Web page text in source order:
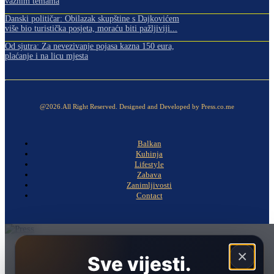
Danski političar: Obilazak skupštine s Dajkovićem
više bio turistička posjeta, moraću biti pažljiviji...
Od sjutra: Za nevezivanje pojasa kazna 150 eura,
plaćanje i na licu mjesta
@2026.All Right Reserved. Designed and Developed by Press.co.me
Balkan
Kuhinja
Lifestyle
Zabava
Zanimljivosti
Contact
×
Sve vijesti.